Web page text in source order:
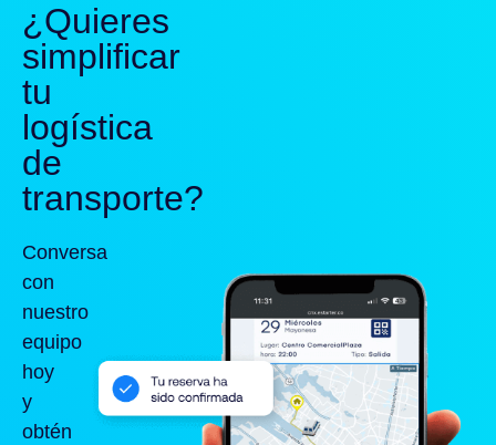
¿Quieres
simplificar
tu
logística
de
transporte?
Conversa
con
nuestro
equipo
hoy
y
obtén